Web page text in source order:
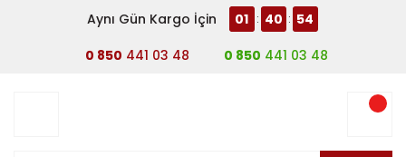
Aynı Gün Kargo İçin 01 : 40 : 54
0 850 441 03 48 0 850 441 03 48